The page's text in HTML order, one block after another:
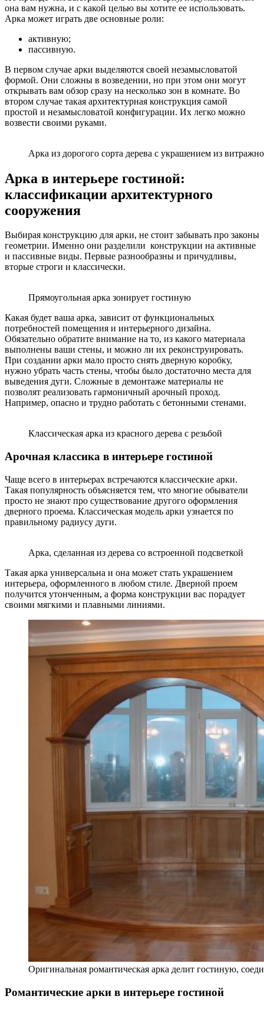
она вам нужна, и с какой целью вы хотите ее использовать.
Арка может играть две основные роли:
активную;
пассивную.
В первом случае арки выделяются своей незамысловатой
формой. Они сложны в возведении, но при этом они могут
открывать вам обзор сразу на несколько зон в комнате. Во
втором случае такая архитектурная конструкция самой
простой и незамысловатой конфигурации. Их легко можно
возвести своими руками.
Арка из дорогого сорта дерева с украшением из
Арка в интерьере гостиной:
классификации архитектурного
сооружения
Выбирая конструкцию для арки, не стоит забывать про законы
геометрии. Именно они разделили конструкции на активные
и пассивные виды. Первые разнообразны и причудливы,
вторые строги и классически.
Прямоугольная арка зонирует гостиную
Какая будет ваша арка, зависит от функциональных
потребностей помещения и интерьерного дизайна.
Обязательно обратите внимание на то, из какого материала
выполнены ваши стены, и можно ли их реконструировать.
При создании арки мало просто снять дверную коробку,
нужно убрать часть стены, чтобы было достаточно места для
выведения дуги. Сложные в демонтаже материалы не
позволят реализовать гармоничный арочный проход.
Например, опасно и трудно работать с бетонными стенами.
Классическая арка из красного дерева с резьбой
Арочная классика в интерьере гостиной
Чаще всего в интерьерах встречаются классические арки.
Такая популярность объясняется тем, что многие обыватели
просто не знают про существование другого оформления
дверного проема. Классическая модель арки узнается по
правильному радиусу дуги.
Арка, сделанная из дерева со встроенной подсветкой
Такая арка универсальна и она может стать украшением
интерьера, оформленного в любом стиле. Дверной проем
получится утонченным, а форма конструкции вас порадует
своими мягкими и плавными линиями.
Оригинальная романтическая арка делит гостиную,
Романтические арки в интерьере гостиной